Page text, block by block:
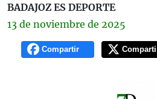
BADAJOZ ES DEPORTE
13 de noviembre de 2025
Compartir